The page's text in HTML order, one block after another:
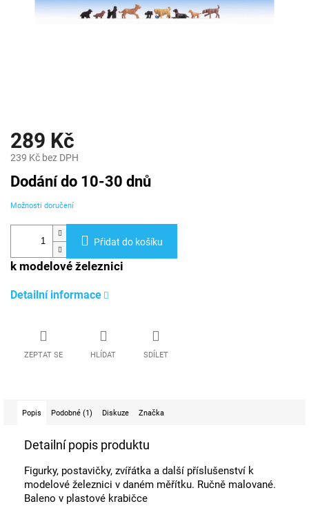
289 Kč
239 Kč bez DPH
Měrná
cena:
Dodání do 10-30 dnů
Možnosti doručení
Přidat do košíku
k modelové železnici
Detailní informace
ZEPTAT SE HLÍDAT SDÍLET
Popis Podobné (1) Diskuze Značka
Detailní popis produktu
Figurky, postavičky, zvířátka a další příslušenství k
modelové železnici v daném měřítku. Ručně malované.
Baleno v plastové krabičce